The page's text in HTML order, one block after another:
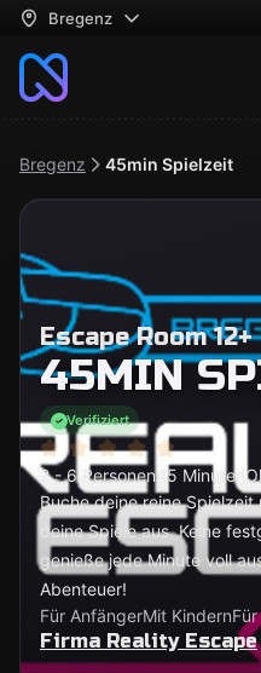
Bregenz
Bregenz 45min Spielzeit
Escape Room 12+
45MIN
Verifiziert
2 - 6 Personen 45 Minuten
Buche deine reine
deine Spiele aus. Keine
genieße jede Minute voll
Abenteuer!
Für AnfängerMit Kindern
Firma Reality Escape